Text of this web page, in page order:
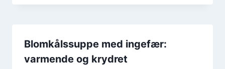
Blomkålssuppe med ingefær:
varmende og krydret